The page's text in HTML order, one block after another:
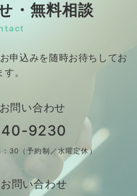
・無料相談
申込みを随時お待ちしてお
す。
問い合わせ
9230
：30（予約制／水曜定休）
問い合わせ